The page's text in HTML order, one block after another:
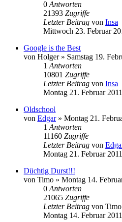
0 Antworten
21393 Zugriffe
Letzter Beitrag von Insa
Mittwoch 23. Februar
Google is the Best
von Holger» Samstag 19.
1 Antworten
10801 Zugriffe
Letzter Beitrag von Insa
Montag 21. Februar
Oldschool
von Edgar» Montag 21.
1 Antworten
11160 Zugriffe
Letzter Beitrag von
Montag 21. Februar
Düchtig Durst!!!
von Timo » Montag 14.
0 Antworten
21065 Zugriffe
Letzter Beitrag von Timo
Montag 14. Februar